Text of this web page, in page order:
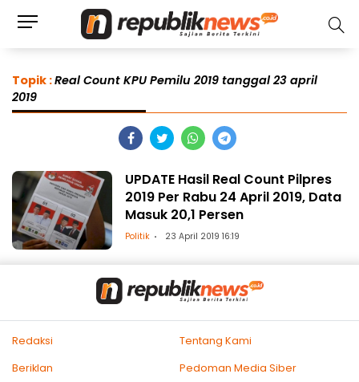
Topik :Real Count KPU Pemilu 2019 tanggal 23 april
2019
UPDATE Hasil Real Count Pilpres
2019 Per Rabu 24 April 2019, Data
Masuk 20,1 Persen
Politik 23 April 2019 16:19
Redaksi
Tentang Kami
Beriklan
Pedoman Media Siber